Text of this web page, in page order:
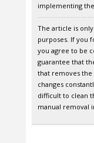
implementing
The article is
purposes. If you
you agree to be
guarantee that
that removes the
changes
difficult to clean
manual removal